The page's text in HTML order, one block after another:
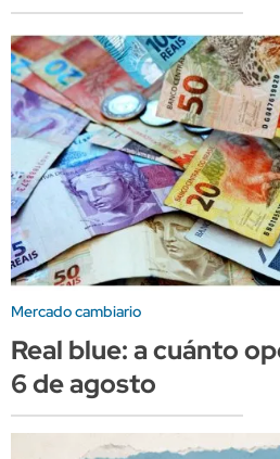
Mercado cambiario
Real blue: a cuánto
6 de agosto